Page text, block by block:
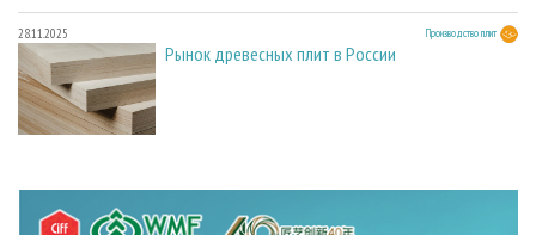
28.11.2025 Производство плит
Рынок древесных плит в России